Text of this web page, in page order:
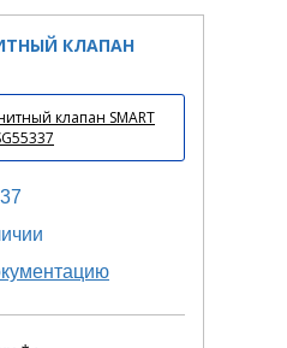
КЛАПАН